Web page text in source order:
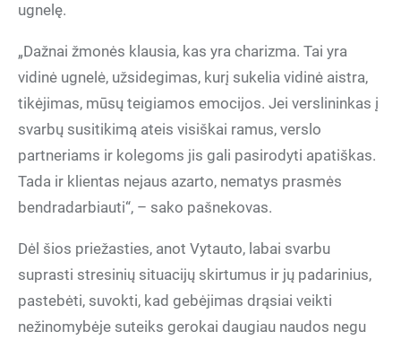
ugnelę.
„Dažnai žmonės klausia, kas yra charizma. Tai yra
vidinė ugnelė, užsidegimas, kurį sukelia vidinė aistra,
tikėjimas, mūsų teigiamos emocijos. Jei verslininkas į
svarbų susitikimą ateis visiškai ramus, verslo
partneriams ir kolegoms jis gali pasirodyti apatiškas.
Tada ir klientas nejaus azarto, nematys prasmės
bendradarbiauti“, – sako pašnekovas.
Dėl šios priežasties, anot Vytauto, labai svarbu
suprasti stresinių situacijų skirtumus ir jų padarinius,
pastebėti, suvokti, kad gebėjimas drąsiai veikti
nežinomybėje suteiks gerokai daugiau naudos negu